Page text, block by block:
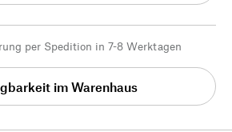
per Spedition in 7-8 Werktagen
im Warenhaus